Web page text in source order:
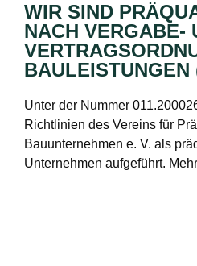
WIR SIND
NACH VERGABE-
BAULEISTUNGEN
Unter der Nummer
Richtlinien des Vereins für
Bauunternehmen e. V. als
Unternehmen aufgeführt.